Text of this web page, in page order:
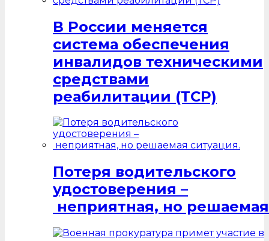
В России меняется
система обеспечения
инвалидов техническими
средствами
реабилитации (ТСР)
Потеря водительского
удостоверения –
неприятная, но